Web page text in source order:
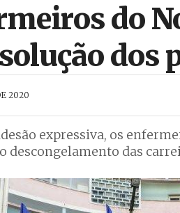
do
dos
2020
expressiva, os
descongelamento das